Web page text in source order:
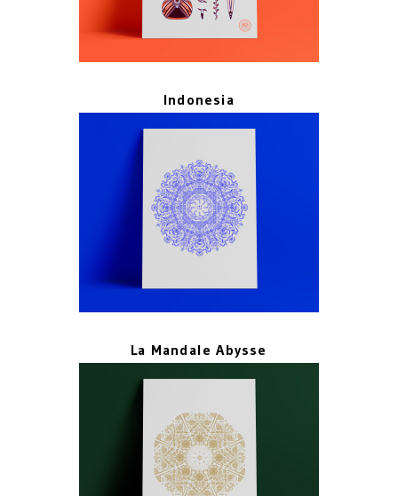
Indonesia
La Mandale Abysse